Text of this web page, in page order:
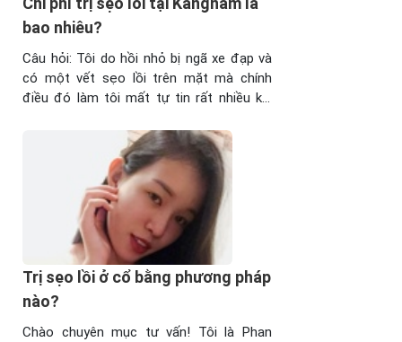
bao nhiêu?
Câu hỏi: Tôi do hồi nhỏ bị ngã xe đạp và
có một vết sẹo lồi trên mặt mà chính
điều đó làm tôi mất tự tin rất nhiều khi
Kangnam cho tôi biết là nếu xóa sẹo lồi
của tôi thì chi phí hết bao nhiêu? Tôi ...
Trị sẹo lồi ở cổ bằng phương pháp
nào?
Chào chuyên mục tư vấn! Tôi là Phan